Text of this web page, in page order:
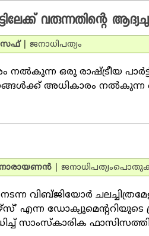
വരുന്നതിന്റെ
ജനാധിപത്യം
ഒരു രാഷ്ട്രീയ
അധികാരം നല്‍കുന്ന
ജനാധിപത്യം
വിബ്ജിയോര്‍
എന്ന ഡോക്യുമെന്ററിയുടെ
സാംസ്‌കാരിക